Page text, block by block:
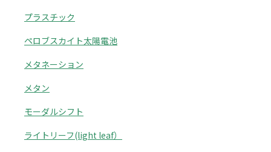
プラスチック
ペロブスカイト太陽電池
メタネーション
メタン
モーダルシフト
ライトリーフ(light leaf）